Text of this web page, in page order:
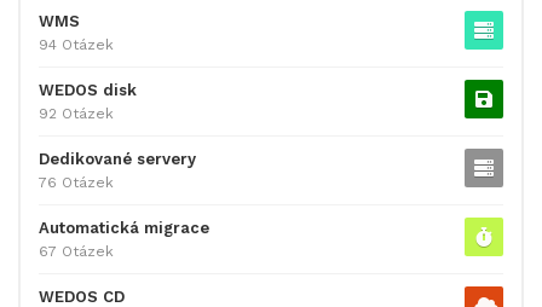
WMS
94 Otázek
WEDOS disk
92 Otázek
Dedikované servery
76 Otázek
Automatická migrace
67 Otázek
WEDOS CD